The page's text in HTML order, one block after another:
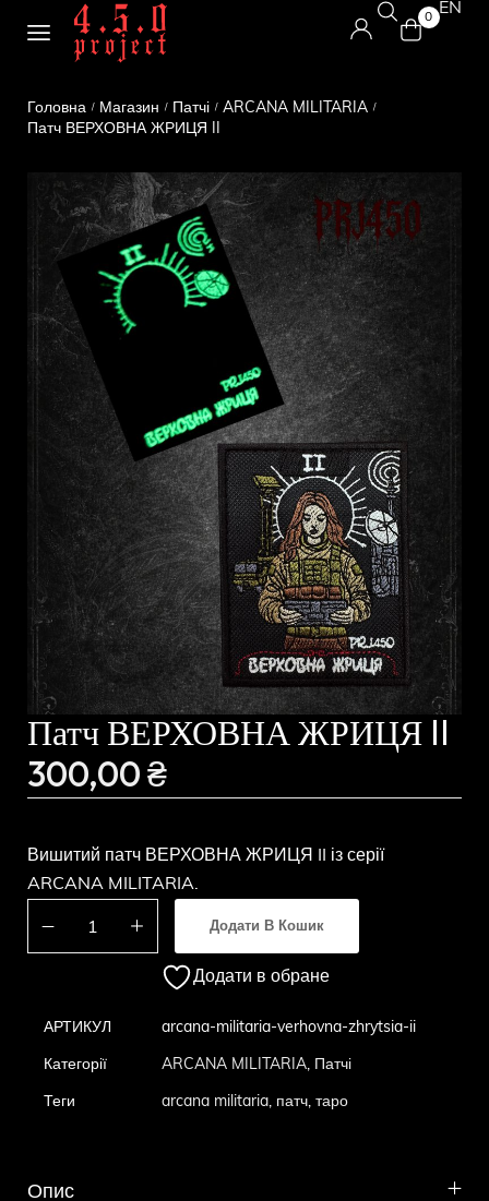
0 EN
Головна / Магазин / Патчі / ARCANA MILITARIA /
Патч ВЕРХОВНА ЖРИЦЯ II
Патч ВЕРХОВНА ЖРИЦЯ II
300,00₴
Вишитий патч ВЕРХОВНА ЖРИЦЯ II із серії
ARCANA MILITARIA.
Додати В Кошик
Додати в обране
АРТИКУЛ arcana-militaria-verhovna-zhrytsia-ii
Категорії ARCANA MILITARIA, Патчі
Теги arcana militaria, патч, таро
Опис